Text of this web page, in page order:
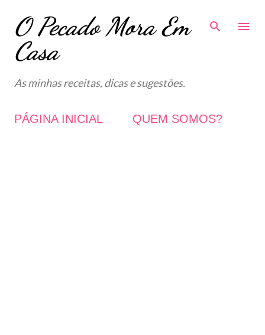
Avançar para o conteúdo principal
O Pecado Mora Em
Casa
As minhas receitas, dicas e sugestões.
PÁGINA INICIAL QUEM SOMOS?